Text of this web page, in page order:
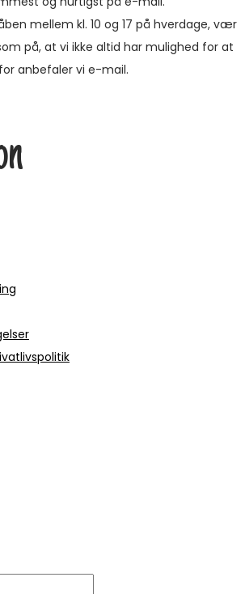
mellem kl. 10 og 17 på hverdage, vær
på, at vi ikke altid har mulighed for at
anbefaler vi e-mail.